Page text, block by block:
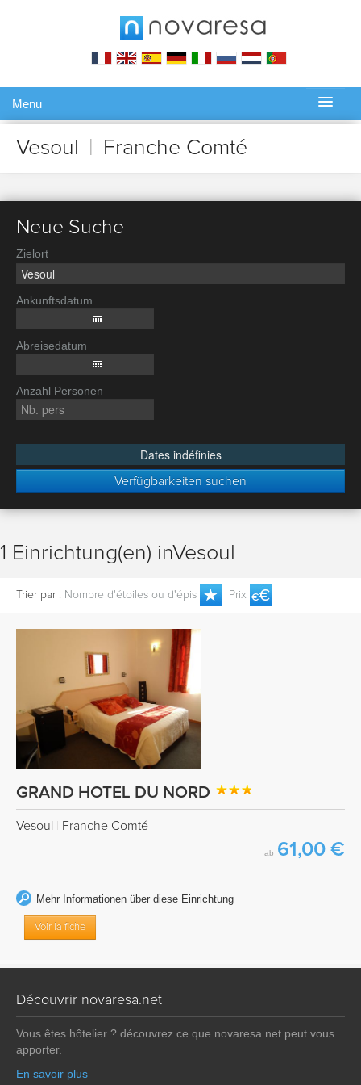
Menu
Gérer ma réservation
Vesoul Franche Comté
Neue Suche
Zielort
Ankunftsdatum
Abreisedatum
Anzahl Personen
Dates indéfinies
Verfügbarkeiten suchen
1 Einrichtung(en) inVesoul
Trier par : Nombre d'étoiles ou d'épis Prix
GRAND HOTEL DU NORD
Vesoul Franche Comté
ab 61,00 €
Mehr Informationen über diese Einrichtung
Voir la fiche
Découvrir novaresa.net
Vous êtes hôtelier ? découvrez ce que novaresa.net peut vous
apporter.
En savoir plus